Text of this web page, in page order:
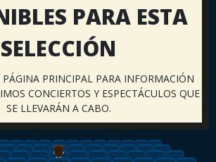
PARA ESTA
SELECCIÓN
PÁGINA PRINCIPAL PARA INFORMACIÓN
CONCIERTOS Y ESPECTÁCULOS QUE
SE LLEVARÁN A CABO.